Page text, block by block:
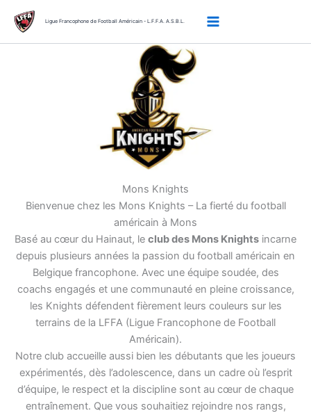
contenu
Ligue Francophone de Football Américain - L.F.F.A. A.S.B.L.
Mons Knights
Bienvenue chez les Mons Knights – La fierté du football
américain à Mons
Basé au cœur du Hainaut, le club des Mons Knights incarne
depuis plusieurs années la passion du football américain en
Belgique francophone. Avec une équipe soudée, des
coachs engagés et une communauté en pleine croissance,
les Knights défendent fièrement leurs couleurs sur les
terrains de la LFFA (Ligue Francophone de Football
Américain).
Notre club accueille aussi bien les débutants que les joueurs
expérimentés, dès l’adolescence, dans un cadre où l’esprit
d’équipe, le respect et la discipline sont au cœur de chaque
entraînement. Que vous souhaitiez rejoindre nos rangs,